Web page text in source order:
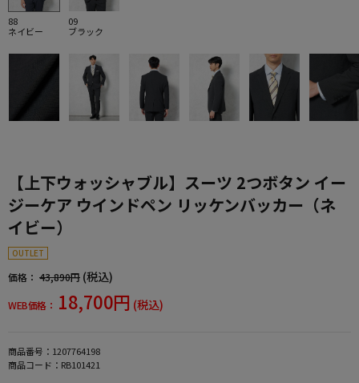
88
ネイビー
09
ブラック
【上下ウォッシャブル】スーツ 2つボタン イー
ジーケア ウインドペン リッケンバッカー（ネ
イビー）
OUTLET
価格： 43,890円 (税込)
WEB価格： 18,700円 (税込)
商品番号： 1207764198
商品コード： RB101421